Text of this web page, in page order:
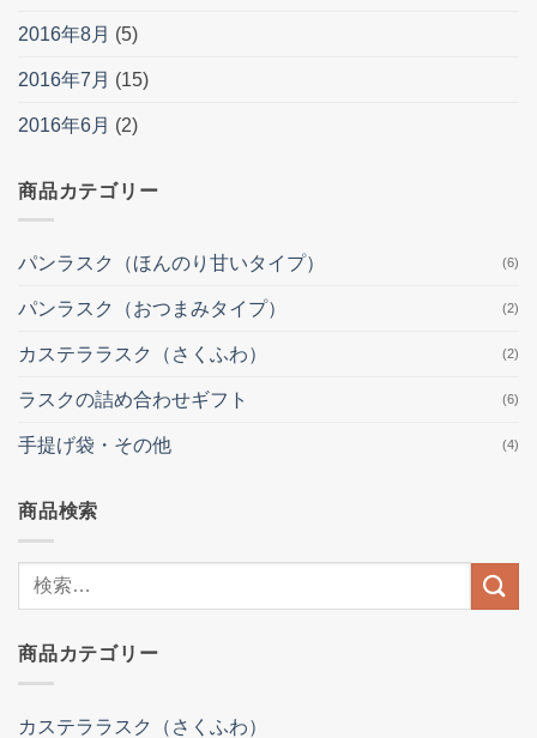
2016年8月 (5)
2016年7月 (15)
2016年6月 (2)
商品カテゴリー
パンラスク（ほんのり甘いタイプ） (6)
パンラスク（おつまみタイプ） (2)
カステララスク（さくふわ） (2)
ラスクの詰め合わせギフト (6)
手提げ袋・その他 (4)
商品検索
果:
商品カテゴリー
カステララスク（さくふわ）